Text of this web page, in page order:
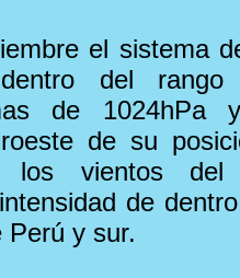
el sistema
del rango
de 1024hPa
de su
los vientos del
de
Perú y sur.